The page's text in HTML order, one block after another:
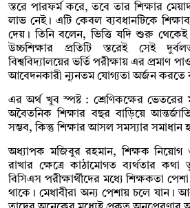
স্তরে পারফর্ম করে, তবে তার শিক্ষার মেয়াদ
লাভ নেই। এটি কেবল ব্যবধানটিকে
দেয়। তিনি বলেন, ভিত্তি যদি শুরু থেকেই
উচ্চশিক্ষার প্রতিটি স্তরেই সেই
বিশ্ববিদ্যালয়ের ভর্তি পরীক্ষায় এর প্রমাণ
আবেদনকারী ন্যূনতম যোগ্যতা অর্জন করতে
এর অর্থ খুব স্পষ্ট : শ্রেণিকক্ষের
অবৈতনিক শিক্ষার বছর বাড়িয়ে
সম্ভব, কিন্তু শিক্ষার আসল সমস্যার সমাধান
অধ্যাপক মজিবুর রহমান, শিক্ষক নিয়োগ
রাখার ক্ষেত্রে কাঠামোগত ব্যর্থতার
বিসিএস পরীক্ষার্থীদের মধ্যে শিক্ষকতা
থাকে। মেধাবীরা অন্য পেশায় চলে যান।